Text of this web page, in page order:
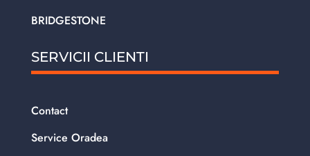
BRIDGESTONE
SERVICII CLIENTI
Contact
Service Oradea